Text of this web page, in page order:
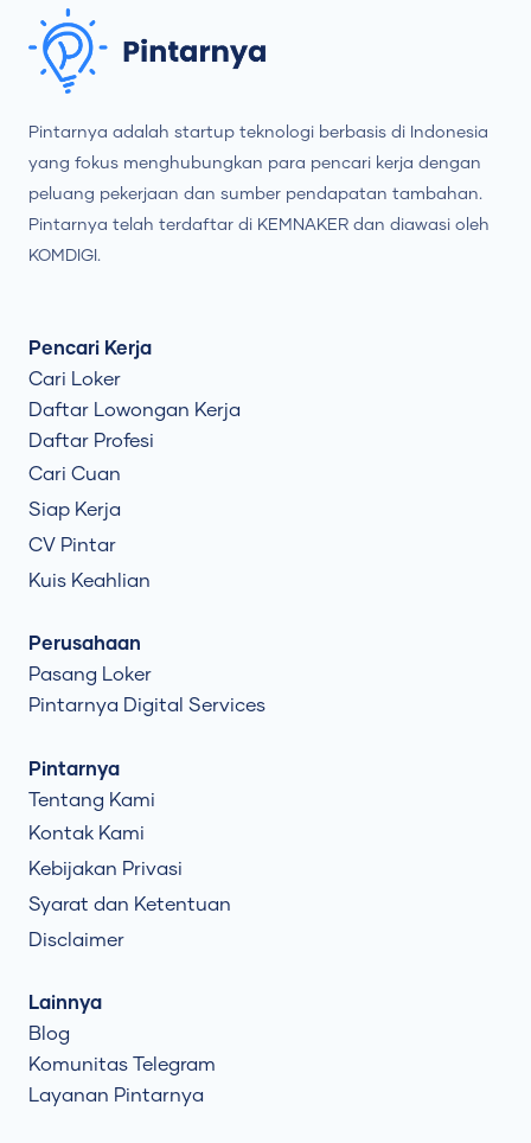
Pintarnya adalah startup teknologi berbasis di Indonesia
yang fokus menghubungkan para pencari kerja dengan
peluang pekerjaan dan sumber pendapatan tambahan.
Pintarnya telah terdaftar di KEMNAKER dan diawasi oleh
KOMDIGI.
Pencari Kerja
Cari Loker
Daftar Lowongan Kerja
Daftar Profesi
Cari Cuan
Siap Kerja
CV Pintar
Kuis Keahlian
Perusahaan
Pasang Loker
Pintarnya Digital Services
Pintarnya
Tentang Kami
Kontak Kami
Kebijakan Privasi
Syarat dan Ketentuan
Disclaimer
Lainnya
Blog
Komunitas Telegram
Layanan Pintarnya